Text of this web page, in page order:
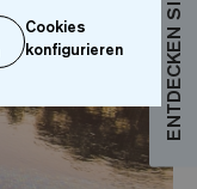
Cookies
konfigurieren